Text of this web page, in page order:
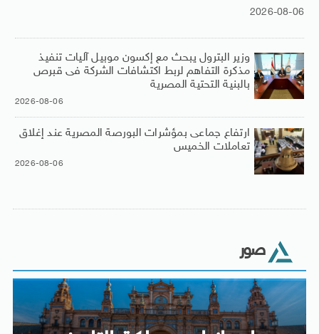
2026-08-06
وزير البترول يبحث مع إكسون موبيل آليات تنفيذ
مذكرة التفاهم لربط اكتشافات الشركة فى قبرص
بالبنية التحتية المصرية
2026-08-06
ارتفاع جماعى بمؤشرات البورصة المصرية عند إغلاق
تعاملات الخميس
2026-08-06
صور